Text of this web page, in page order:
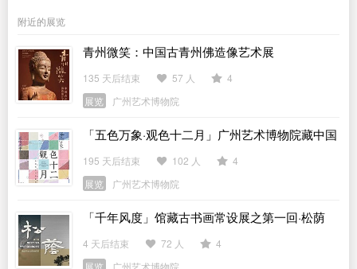
附近的展览
青州微笑：中国古青州佛造像艺术展
135 天后结束 57 人
4
展览
广州艺术博物院
「五色万象·观色十二月」广州艺术博物院藏中国
传统色主题作品展
195 天后结束 102 人
4
展览
广州艺术博物院
「千年风度」馆藏古书画常设展之第一回·松荫
4 天后结束 72 人
4